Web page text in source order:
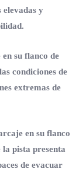
elevadas y
su flanco de
condiciones de
extremas de
en su flanco
la pista presenta
de evacuar